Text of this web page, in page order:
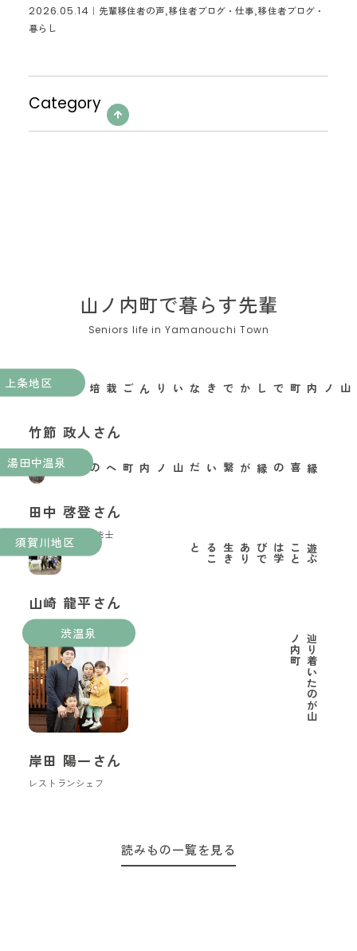
2026.05.14 ｜ 先輩移住者の声,移住者ブログ・仕事,移住者ブログ・
暮らし
Category
山ノ内町で暮らす先輩
上条地区
山ノ内町でしかできないりんご栽培がある
竹節 政人さん
果樹農家
湯田中温泉
縁喜の縁が繋いだ山ノ内町への移住
田中 啓登さん
玉村本店酒造技能士
須賀川地区
遊
ぶ
こ
と
は
学
び
で
あ
り
生
き
る
こ
と
山崎 龍平さん
里山ようちえん代表
渋温泉
辿
り
着
い
た
の
が
山
ノ
内
町
岸田 陽一さん
レストランシェフ
読みもの一覧を見る